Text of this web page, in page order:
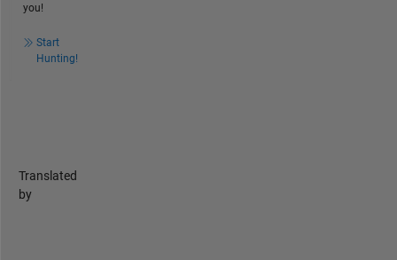
you!
Start
Hunting!
Translated
by